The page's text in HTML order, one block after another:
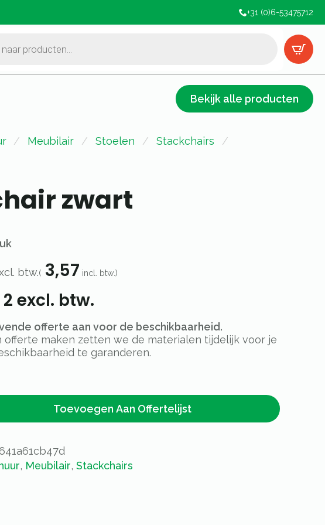
+31 (0)6-53475712
Bekijk alle producten
Meubilair Stoelen
Stackchairs
zwart
btw.(3,57 incl. btw.)
excl. btw.
offerte aan voor de beschikbaarheid.
offerte maken zetten we de materialen tijdelijk voor je
te garanderen.
Toevoegen Aan Offertelijst
, Meubilair, Stackchairs